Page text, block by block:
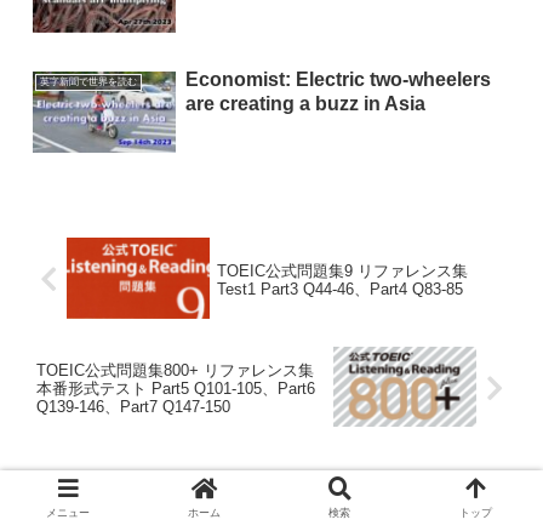
英字新聞で世界を読む
Economist: Electric two-wheelers
are creating a buzz in Asia
TOEIC公式問題集9 リファレンス集
Test1 Part3 Q44-46、Part4 Q83-85
TOEIC公式問題集800+ リファレンス集
本番形式テスト Part5 Q101-105、Part6
Q139-146、Part7 Q147-150
ホーム 英字新聞で世界を読む
メニュー ホーム 検索 トップ